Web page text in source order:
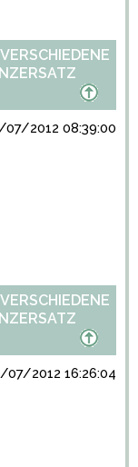
07/2012 08:39:00
07/2012 16:26:04